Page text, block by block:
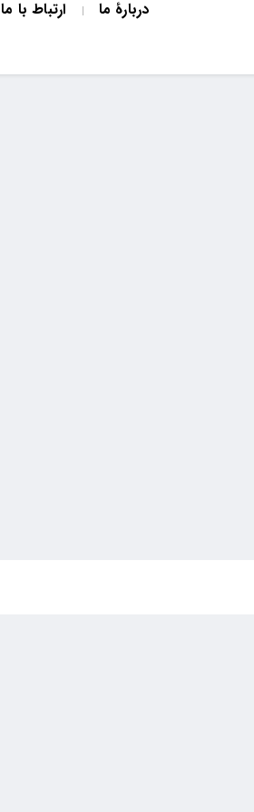
دربارۀ ما ارتباط با ما